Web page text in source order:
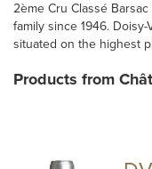
2ème Cru Classé
family since 1946.
situated on the highest
Products from